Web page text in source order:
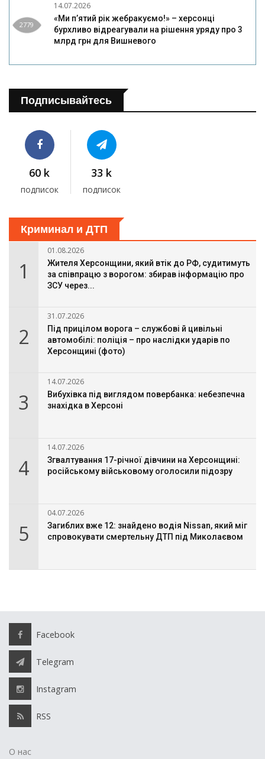
2779
14.07.2026
«Ми п’ятий рік жебракуємо!» – херсонці
бурхливо відреагували на рішення уряду про 3
млрд грн для Вишневого
Подписывайтесь
60 k
подписок
33 k
подписок
Криминал и ДТП
1
01.08.2026
Жителя Херсонщини, який втік до РФ, судитимуть
за співпрацю з ворогом: збирав інформацію про
ЗСУ через...
2
31.07.2026
Під прицілом ворога – службові й цивільні
автомобілі: поліція – про наслідки ударів по
Херсонщині (фото)
3
14.07.2026
Вибухівка під виглядом повербанка: небезпечна
знахідка в Херсоні
4
14.07.2026
Згвалтування 17-річної дівчини на Херсонщині:
російському військовому оголосили підозру
5
04.07.2026
Загиблих вже 12: знайдено водія Nissan, який міг
спровокувати смертельну ДТП під Миколаєвом
Facebook
Telegram
Instagram
RSS
О нас